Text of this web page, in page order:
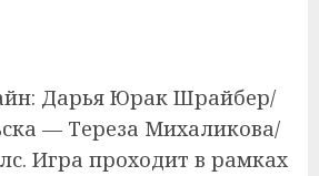
Дарья Юрак Шрайбер/
— Тереза Михаликова/
Игра проходит в рамках